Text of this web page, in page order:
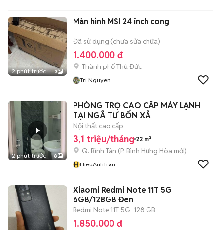
2 phút trước 3
Màn hình MSI 24 inch cong
Đã sử dụng (chưa sửa chữa)
1.400.000 đ
Thành phố Thủ Đức
Tri Nguyen
2 phút trước 8
PHÒNG TRỌ CAO CẤP MÁY LẠNH
TẠI NGÃ TƯ BỐN XÃ
Nội thất cao cấp
3,1 triệu/tháng 22 m²
Q. Bình Tân (P. Bình Hưng Hòa mới)
HHieuAnhTran
Xiaomi Redmi Note 11T 5G
6GB/128GB Đen
Redmi Note 11T 5G 128 GB
1.850.000 đ